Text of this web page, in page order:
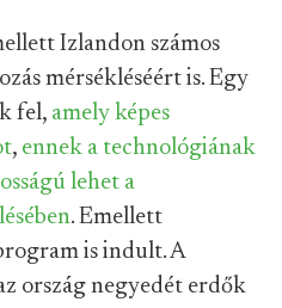
Izlandon számos
mérsékléséért is. Egy
fel, amely képes
, ennek a technológiának
lehet a
. Emellett
is indult. A
ország negyedét erdők